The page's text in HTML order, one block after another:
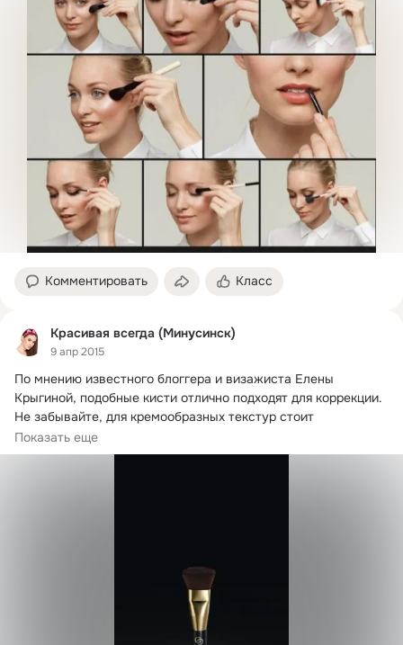
Комментировать Класс
Красивая всегда (Минусинск)
9 апр 2015
По мнению известного блоггера и визажиста Елены
Крыгиной, подобные кисти отлично подходят для коррекции.
Не забывайте, для кремообразных текстур стоит
использовать только синтетические кисти.
Показать еще